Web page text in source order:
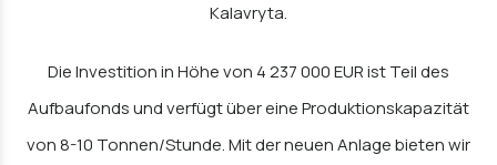
Kalavryta.
Die Investition in Höhe von 4 237 000 EUR ist Teil des
Aufbaufonds und verfügt über eine Produktionskapazität
von 8-10 Tonnen/Stunde. Mit der neuen Anlage bieten wir